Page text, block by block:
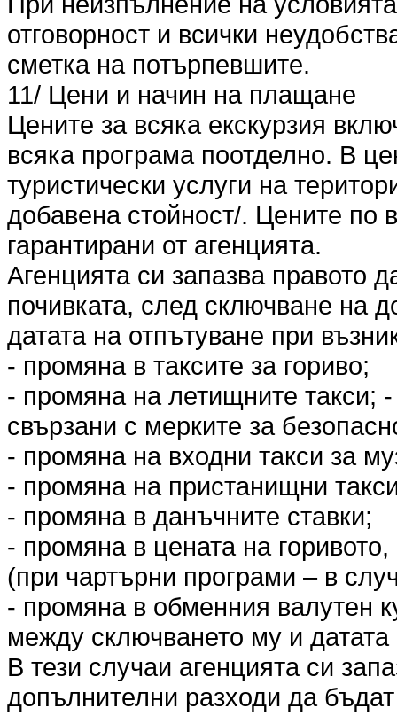
отговорност и всички
сметка на потърпевшите.
11/ Цени и начин на плащане
Цените за всяка екскурзия
всяка програма поотделно. В
туристически услуги на
добавена стойност/. Цените по
гарантирани от агенцията.
Агенцията си запазва правото
почивката, след сключване на
датата на отпътуване при
- промяна в таксите за гориво;
- промяна на летищните такси;
свързани с мерките за
- промяна на входни такси за
- промяна на пристанищни
- промяна в данъчните ставки;
- промяна в цената на
(при чартърни програми – в
- промяна в обменния валутен
между сключването му и датата
В тези случаи агенцията си
допълнителни разходи да